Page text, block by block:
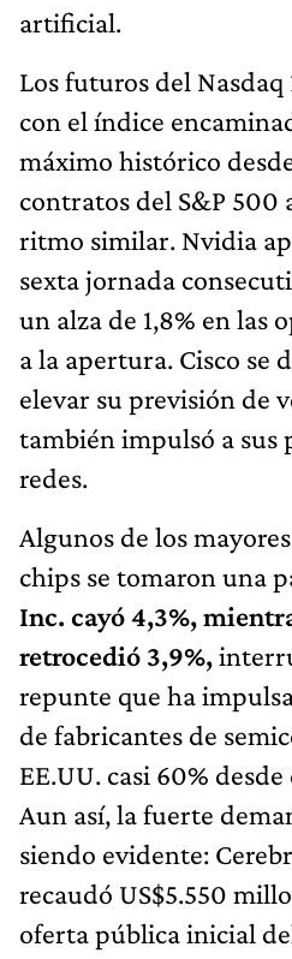
artificial.
Los futuros del
con el índice
máximo histórico
contratos del S&P 500
ritmo similar. Nvidia
sexta jornada
un alza de 1,8% en las
a la apertura. Cisco se
elevar su previsión de
también impulsó a sus
redes.
Algunos de los
chips se tomaron una
Inc. cayó 4,3%,
retrocedió 3,9%,
repunte que ha
de fabricantes de
EE.UU. casi 60%
Aun así, la fuerte
siendo evidente:
recaudó US$5.550
oferta pública inicial